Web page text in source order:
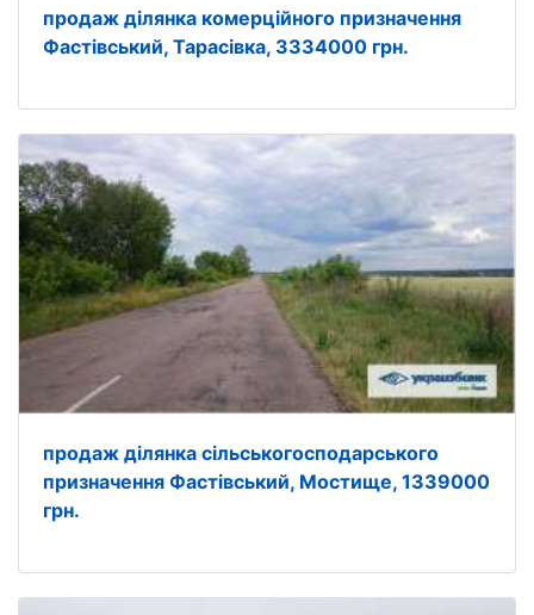
продаж ділянка комерційного призначення
Фастівський, Тарасівка, 3334000 грн.
продаж ділянка сільськогосподарського
призначення Фастівський, Мостище, 1339000
грн.